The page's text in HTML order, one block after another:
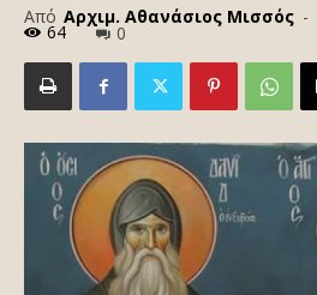
Από Αρχιμ. Αθανάσιος Μισσός -
64 0